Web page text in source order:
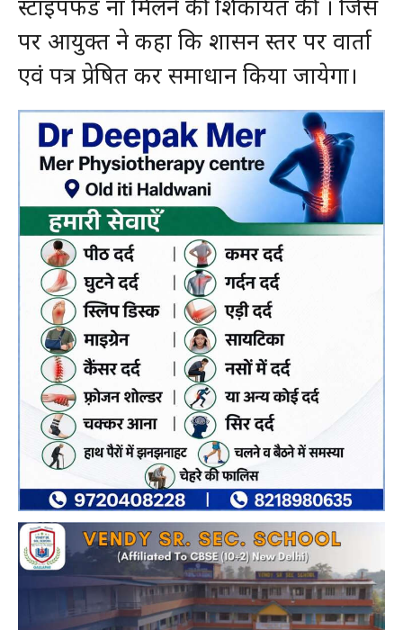
स्टाइपफंड ना मिलने की शिकायत की । जिस
पर आयुक्त ने कहा कि शासन स्तर पर वार्ता
एवं पत्र प्रेषित कर समाधान किया जायेगा।